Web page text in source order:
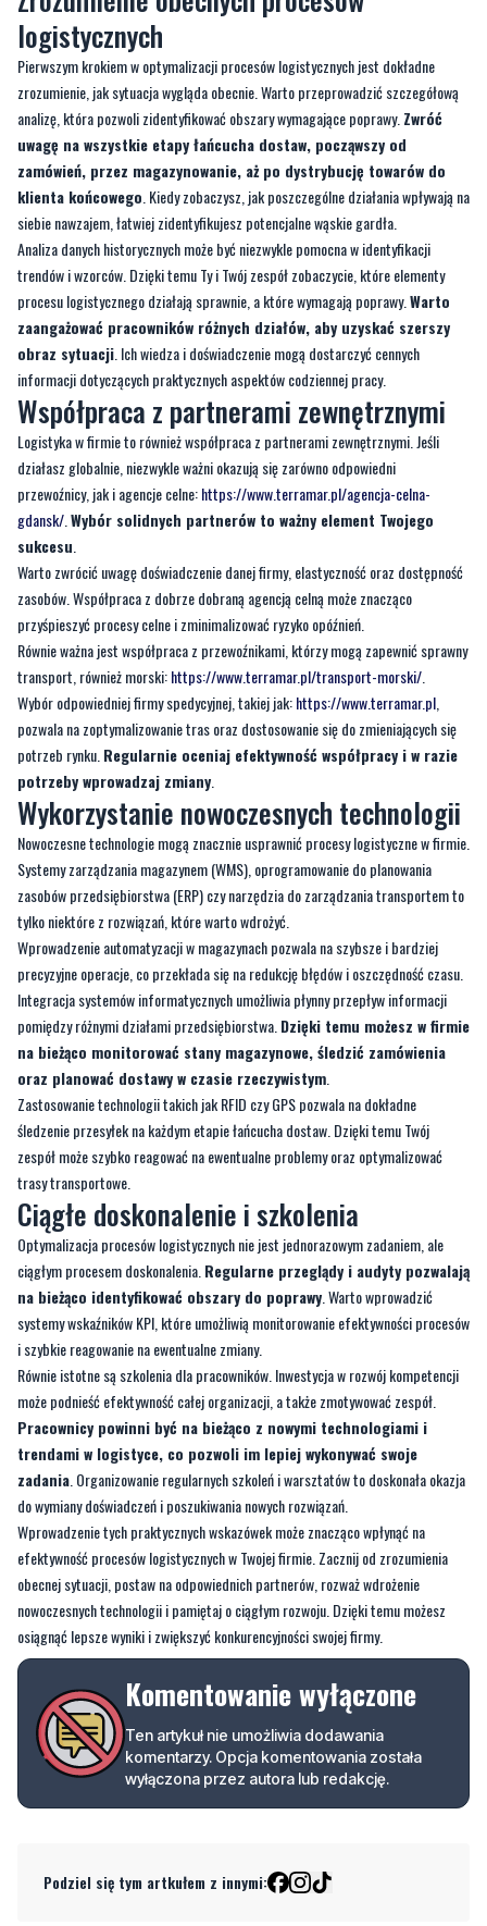
zrozumienie, jak sytuacja wygląda obecnie. Warto przeprowadzić szczegółową
analizę, która pozwoli zidentyfikować obszary wymagające poprawy.
uwagę na wszystkie etapy łańcucha dostaw, począwszy od
zamówień, przez magazynowanie, aż po dystrybucję towarów do
klienta końcowego. Kiedy zobaczysz, jak poszczególne działania wpływają na
siebie nawzajem, łatwiej zidentyfikujesz potencjalne wąskie gardła.
Analiza danych historycznych może być niezwykle pomocna w identyfikacji
trendów i wzorców. Dzięki temu Ty i Twój zespół zobaczycie, które elementy
procesu logistycznego działają sprawnie, a które wymagają poprawy.
zaangażować pracowników różnych działów, aby uzyskać szerszy
obraz sytuacji. Ich wiedza i doświadczenie mogą dostarczyć cennych
informacji dotyczących praktycznych aspektów codziennej pracy.
Współpraca z partnerami zewnętrznymi
Logistyka w firmie to również współpraca z partnerami zewnętrznymi. Jeśli
działasz globalnie, niezwykle ważni okazują się zarówno odpowiedni
przewoźnicy, jak i agencje celne:https://www.terramar.pl/agencja-celna-
gdansk/.Wybór solidnych partnerów to ważny element Twojego
sukcesu.
Warto zwrócić uwagę doświadczenie danej firmy, elastyczność oraz dostępność
zasobów. Współpraca z dobrze dobraną agencją celną może znacząco
przyśpieszyć procesy celne i zminimalizować ryzyko opóźnień.
Równie ważna jest współpraca z przewoźnikami, którzy mogą zapewnić sprawny
transport, również morski:https://www.terramar.pl/transport-morski/
Wybór odpowiedniej firmy spedycyjnej, takiej jak:https://www.terramar.pl
pozwala na zoptymalizowanie tras oraz dostosowanie się do zmieniających się
potrzeb rynku.Regularnie oceniaj efektywność współpracy i w razie
potrzeby wprowadzaj zmiany.
Wykorzystanie nowoczesnych technologii
Nowoczesne technologie mogą znacznie usprawnić procesy logistyczne w firmie.
Systemy zarządzania magazynem (WMS), oprogramowanie do planowania
zasobów przedsiębiorstwa (ERP) czy narzędzia do zarządzania transportem to
tylko niektóre z rozwiązań, które warto wdrożyć.
Wprowadzenie automatyzacji w magazynach pozwala na szybsze i bardziej
precyzyjne operacje, co przekłada się na redukcję błędów i oszczędność czasu.
Integracja systemów informatycznych umożliwia płynny przepływ informacji
pomiędzy różnymi działami przedsiębiorstwa.Dzięki temu możesz w firmie
na bieżąco monitorować stany magazynowe, śledzić zamówienia
oraz planować dostawy w czasie rzeczywistym.
Zastosowanie technologii takich jak RFID czy GPS pozwala na dokładne
śledzenie przesyłek na każdym etapie łańcucha dostaw. Dzięki temu Twój
zespół może szybko reagować na ewentualne problemy oraz optymalizować
trasy transportowe.
Ciągłe doskonalenie i szkolenia
Optymalizacja procesów logistycznych nie jest jednorazowym zadaniem, ale
ciągłym procesem doskonalenia.
na bieżąco identyfikować obszary do poprawy. Warto wprowadzić
systemy wskaźników KPI, które umożliwią monitorowanie efektywności procesów
i szybkie reagowanie na ewentualne zmiany.
Równie istotne są szkolenia dla pracowników. Inwestycja w rozwój kompetencji
może podnieść efektywność całej organizacji, a także zmotywować zespół.
Pracownicy powinni być na bieżąco z nowymi technologiami i
trendami w logistyce, co pozwoli im lepiej wykonywać swoje
zadania. Organizowanie regularnych szkoleń i warsztatów to doskonała okazja
do wymiany doświadczeń i poszukiwania nowych rozwiązań.
Wprowadzenie tych praktycznych wskazówek może znacząco wpłynąć na
efektywność procesów logistycznych w Twojej firmie. Zacznij od zrozumienia
obecnej sytuacji, postaw na odpowiednich partnerów, rozważ wdrożenie
nowoczesnych technologii i pamiętaj o ciągłym rozwoju. Dzięki temu możesz
osiągnąć lepsze wyniki i zwiększyć konkurencyjności swojej firmy.
Komentowanie wyłączone
Ten artykuł nie umożliwia dodawania
wyłączona przez autora lub redakcję.
Podziel się tym artkułem z innymi: